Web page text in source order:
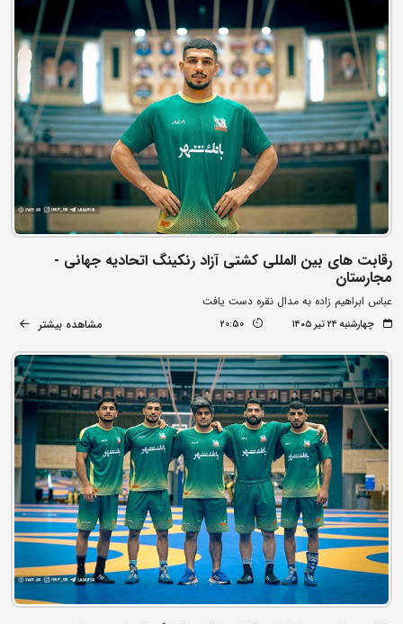
رقابت های بین المللی کشتی آزاد رنکینگ اتحادیه جهانی -
مجارستان
عباس ابراهیم زاده به مدال نقره دست یافت
چهارشنبه ۲۴ تیر ۱۴۰۵ 20:50 مشاهده بیشتر